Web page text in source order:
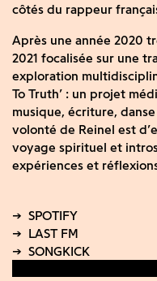
côtés du rappeur
Après une année 2020
2021 focalisée sur une
exploration
To Truth’ : un projet
musique, écriture,
volonté de Reinel est
voyage spirituel et
expériences et